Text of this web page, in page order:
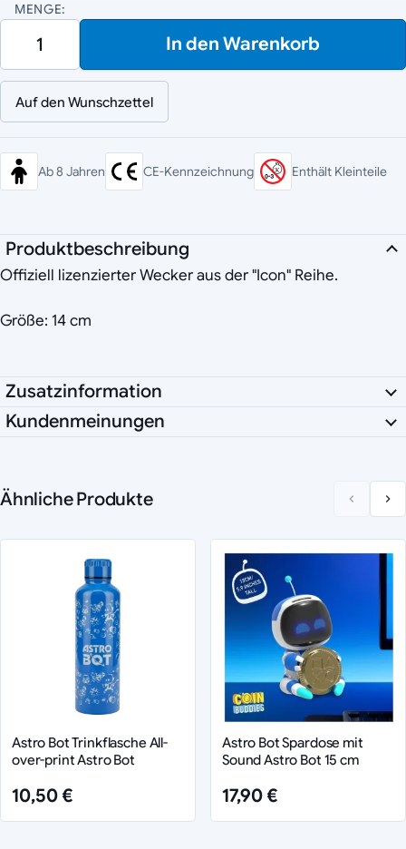
MENGE:
In den Warenkorb
Auf den Wunschzettel
Ab 8 Jahren CE-Kennzeichnung Enthält Kleinteile
Produktbeschreibung
Offiziell lizenzierter Wecker aus der "Icon" Reihe.
Größe: 14 cm
Zusatzinformation
Kundenmeinungen
Ähnliche Produkte
Astro Bot Trinkflasche All-
over-print Astro Bot
10,50 €
Astro Bot Spardose mit
Sound Astro Bot 15 cm
17,90 €